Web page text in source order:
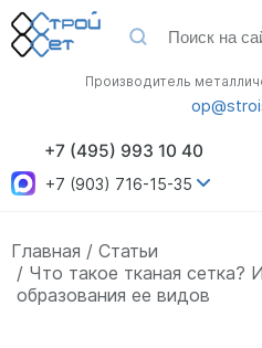
+7 (495) 993 10 40
+7 (903) 716-15-35
Производитель
Главная
Статьи
Что такое тканая сетка?
образования ее видов